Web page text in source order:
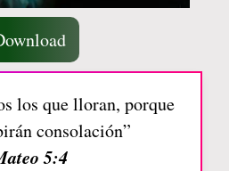
los que lloran, porque
consolación”
5:4